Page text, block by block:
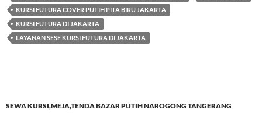
KURSI FUTURA COVER PUTIH PITA BIRU JAKARTA
KURSI FUTURA DI JAKARTA
LAYANAN SESE KURSI FUTURA DI JAKARTA
SEWA KURSI,MEJA,TENDA BAZAR PUTIH NAROGONG TANGERANG